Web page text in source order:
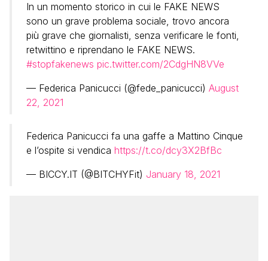
In un momento storico in cui le FAKE NEWS
sono un grave problema sociale, trovo ancora
più grave che giornalisti, senza verificare le fonti,
retwittino e riprendano le FAKE NEWS.
#stopfakenews pic.twitter.com/2CdgHN8VVe
— Federica Panicucci (@fede_panicucci) August
22, 2021
Federica Panicucci fa una gaffe a Mattino Cinque
e l’ospite si vendica https://t.co/dcy3X2BfBc
— BICCY.IT (@BITCHYFit) January 18, 2021